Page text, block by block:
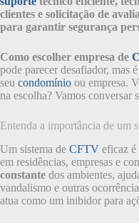
clientes e solicitação de
para garantir segurança
Como escolher empresa de
pode parecer desafiador, mas
seu condomínio ou empresa.
na escolha? Vamos conversar
Entenda a importância de um
Um sistema de CFTV eficaz é
em residências, empresas e
constante dos ambientes,
vandalismo e outras
atua como um inibidor para